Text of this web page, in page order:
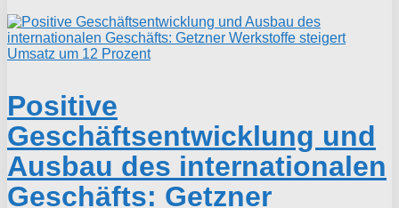
Positive
Geschäftsentwicklung und
Ausbau des internationalen
Geschäfts: Getzner